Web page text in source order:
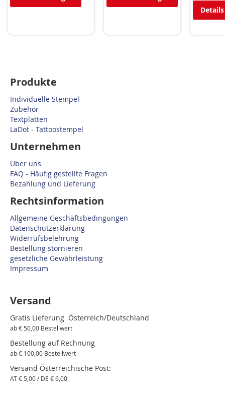
Produkte
Individuelle Stempel
Zubehör
Textplatten
LaDot - Tattoostempel
Unternehmen
Über uns
FAQ - Häufig gestellte Fragen
Bezahlung und Lieferung
Rechtsinformation
Allgemeine Geschäftsbedingungen
Datenschutzerklärung
Widerrufsbelehrung
Bestellung stornieren
gesetzliche Gewährleistung
Impressum
Versand
Gratis Lieferung Österreich/Deutschland
ab € 50,00 Bestellwert
Bestellung auf Rechnung
ab € 100,00 Bestellwert
Versand Österreichische Post:
AT € 5,00 / DE € 6,00